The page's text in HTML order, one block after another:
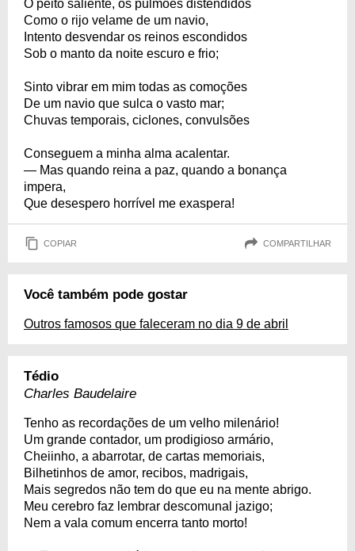
O peito saliente, os pulmões distendidos
Como o rijo velame de um navio,
Intento desvendar os reinos escondidos
Sob o manto da noite escuro e frio;
Sinto vibrar em mim todas as comoções
De um navio que sulca o vasto mar;
Chuvas temporais, ciclones, convulsões
Conseguem a minha alma acalentar.
— Mas quando reina a paz, quando a bonança
impera,
Que desespero horrível me exaspera!
COPIAR COMPARTILHAR
Você também pode gostar
Outros famosos que faleceram no dia 9 de abril
Tédio
Charles Baudelaire
Tenho as recordações de um velho milenário!
Um grande contador, um prodigioso armário,
Cheiinho, a abarrotar, de cartas memoriais,
Bilhetinhos de amor, recibos, madrigais,
Mais segredos não tem do que eu na mente abrigo.
Meu cerebro faz lembrar descomunal jazigo;
Nem a vala comum encerra tanto morto!